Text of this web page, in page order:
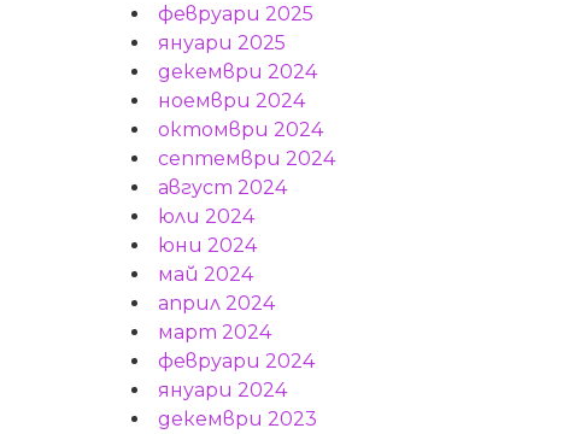
февруари 2025
януари 2025
декември 2024
ноември 2024
октомври 2024
септември 2024
август 2024
юли 2024
юни 2024
май 2024
април 2024
март 2024
февруари 2024
януари 2024
декември 2023